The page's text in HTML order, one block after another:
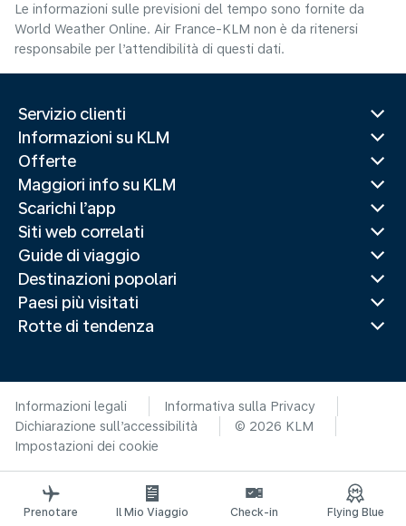
Le informazioni sulle previsioni del tempo sono fornite da
World Weather Online. Air France-KLM non è da ritenersi
responsabile per l’attendibilità di questi dati.
Servizio clienti
Informazioni su KLM
Offerte
Maggiori info su KLM
Scarichi l’app
Siti web correlati
Guide di viaggio
Destinazioni popolari
Paesi più visitati
Rotte di tendenza
Informazioni legali
Informativa sulla Privacy
Dichiarazione sull’accessibilità
© 2026 KLM
Impostazioni dei cookie
Prenotare Il Mio Viaggio Check-in Flying Blue